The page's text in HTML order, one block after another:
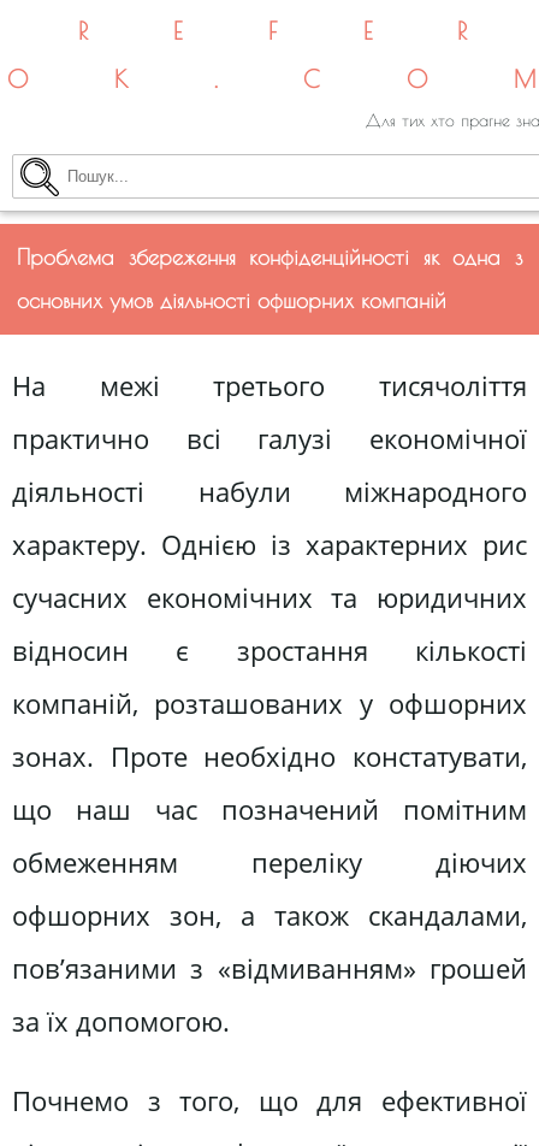
Для тих хто прагне
Проблема збереження конфіденційності як одна з
основних умов діяльності офшорних компаній
На межі третього тисячоліття
практично всі галузі економічної
діяльності набули міжнародного
характеру. Однією із характерних рис
сучасних економічних та юридичних
відносин є зростання кількості
компаній, розташованих у офшорних
зонах. Проте необхідно констатувати,
що наш час позначений помітним
обмеженням переліку діючих
офшорних зон, а також скандалами,
пов’язаними з «відмиванням» грошей
за їх допомогою.
Почнемо з того, що для ефективної